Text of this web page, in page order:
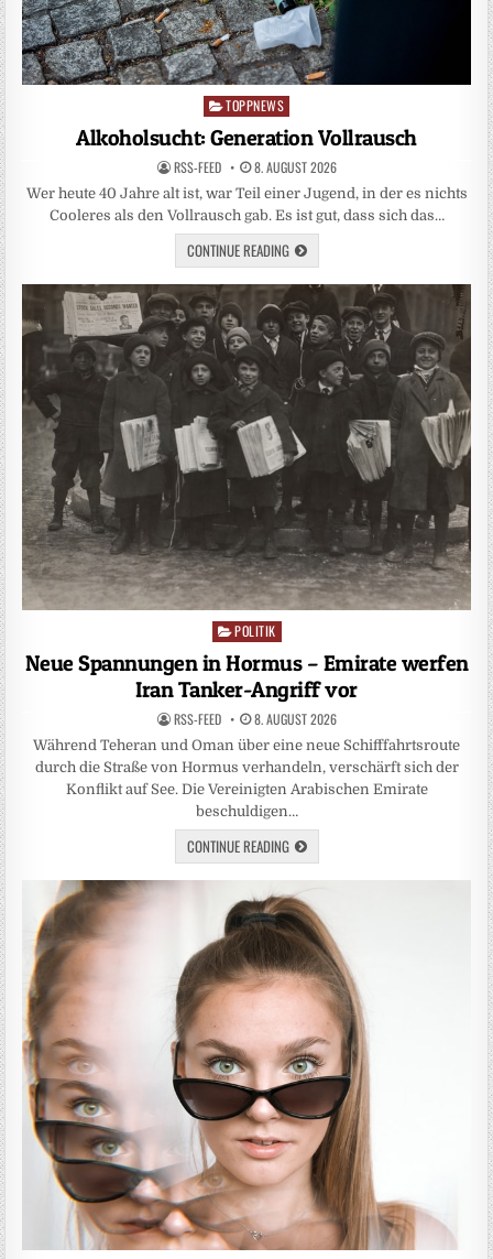
Posted
in
TOPPNEWS
Alkoholsucht: Generation Vollrausch
RSS-FEED 8. AUGUST 2026
Wer heute 40 Jahre alt ist, war Teil einer Jugend, in der es nichts
Cooleres als den Vollrausch gab. Es ist gut, dass sich das…
CONTINUE READING
Posted
POLITIK
Neue Spannungen in Hormus – Emirate werfen
Iran Tanker-Angriff vor
RSS-FEED 8. AUGUST 2026
Während Teheran und Oman über eine neue Schifffahrtsroute
durch die Straße von Hormus verhandeln, verschärft sich der
Konflikt auf See. Die Vereinigten Arabischen Emirate
beschuldigen…
CONTINUE READING